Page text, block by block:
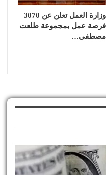
وزارة العمل تعلن عن 3070
فرصة عمل بمجموعة طلعت
مصطفى…